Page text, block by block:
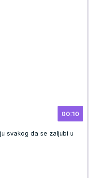
00:10
svakog da se zaljubi u